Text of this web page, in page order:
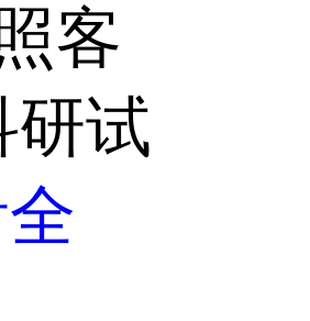
客
研试